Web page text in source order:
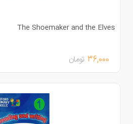
The Shoemaker and the
36,000تومان